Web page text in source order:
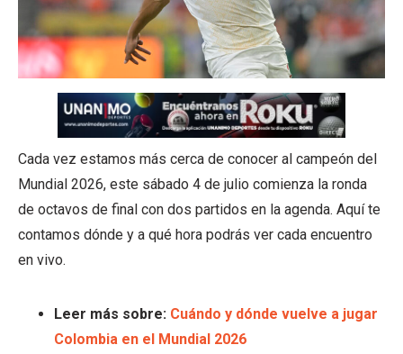
Cada vez estamos más cerca de conocer al campeón del
Mundial 2026, este sábado 4 de julio comienza la ronda
de octavos de final con dos partidos en la agenda. Aquí te
contamos dónde y a qué hora podrás ver cada encuentro
en vivo.
Leer más sobre: Cuándo y dónde vuelve a jugar
Colombia en el Mundial 2026